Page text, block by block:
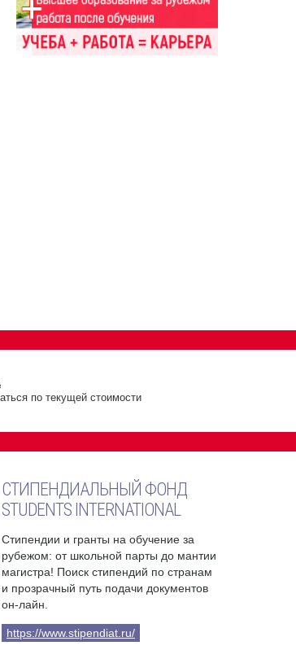
по текущей стоимости
СТИПЕНДИАЛЬНЫЙ ФОНД
STUDENTS INTERNATIONAL
Стипендии и гранты на обучение за
рубежом: от школьной парты до мантии
магистра! Поиск стипендий по странам
и прозрачный путь подачи документов
он-лайн.
https://www.stipendiat.ru/